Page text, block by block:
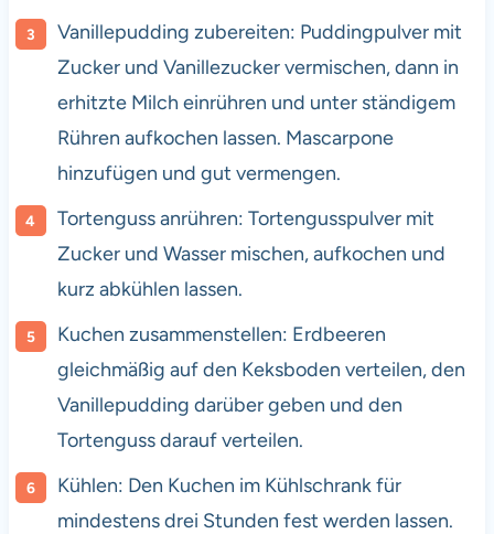
Vanillepudding zubereiten: Puddingpulver mit
Zucker und Vanillezucker vermischen, dann in
erhitzte Milch einrühren und unter ständigem
Rühren aufkochen lassen. Mascarpone
hinzufügen und gut vermengen.
Tortenguss anrühren: Tortengusspulver mit
Zucker und Wasser mischen, aufkochen und
kurz abkühlen lassen.
Kuchen zusammenstellen: Erdbeeren
gleichmäßig auf den Keksboden verteilen, den
Vanillepudding darüber geben und den
Tortenguss darauf verteilen.
Kühlen: Den Kuchen im Kühlschrank für
mindestens drei Stunden fest werden lassen.